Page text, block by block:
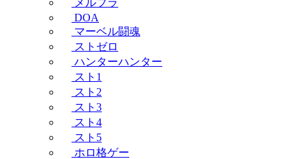
メルブラ
DOA
マーベル闘魂
ストゼロ
ハンターハンター
スト1
スト2
スト3
スト4
スト5
ホロ格ゲー